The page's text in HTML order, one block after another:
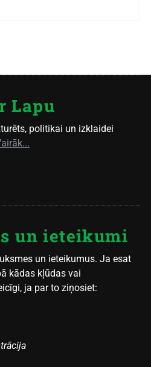
Lapu
politikai un izklaidei
un ieteikumi
un ieteikumus. Ja esat
kādas kļūdas vai
ja par to ziņosiet: